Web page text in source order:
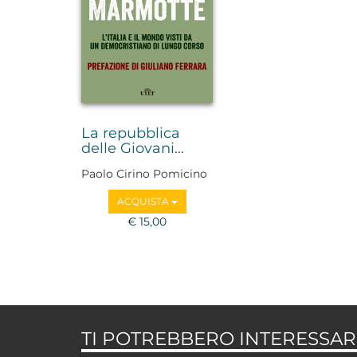
La repubblica
delle Giovani...
Paolo Cirino Pomicino
ACQUISTA
€ 15,00
TI POTREBBERO